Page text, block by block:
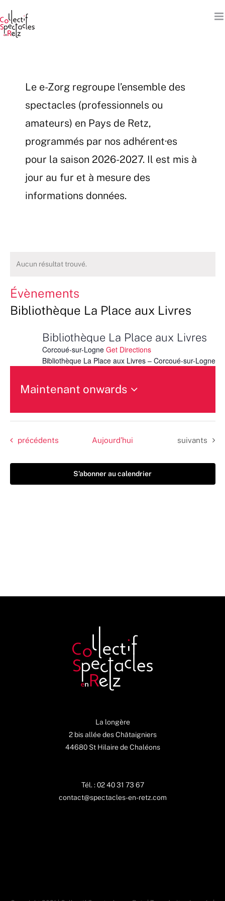
au
contenu
Le e-Zorg regroupe l’ensemble des
spectacles (professionnels ou
amateurs) en Pays de Retz,
programmés par nos adhérent·es
pour la saison 2026-2027. Il est mis à
jour au fur et à mesure des
informations données.
Aucun résultat trouvé.
Évènements
Bibliothèque La Place aux Livres
Bibliothèque La Place aux Livres
Corcoué-sur-Logne Get Directions
Bibliothèque La Place aux Livres – Corcoué-sur-Logne
Maintenant onwards
une
date.
Évènements
précédents Aujourd’hui Évènements
suivants
S’abonner au calendrier
La longère
2 bis allée des Châtaigniers
44680 St Hilaire de Chaléons
Tél. : 02 40 31 73 67
contact@spectacles-en-retz.com